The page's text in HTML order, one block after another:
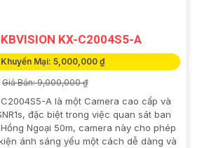
KX-C2004S5-A
Khuyến Mại: 5,000,000 ₫
Giá Bán: 9,000,000 ₫
A là một Camera cao cấp và
đặc biệt trong việc quan sát ban
Ngoại 50m, camera này cho phép
ánh sáng yếu một cách dễ dàng và